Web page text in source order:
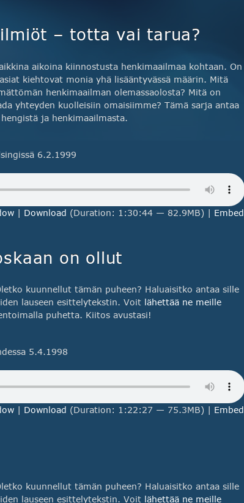
– totta vai tarua?
aikoina kiinnostusta henkimaailmaa kohtaan. On
kiehtovat monia yhä lisääntyvässä määrin. Mitä
henkimaailman olemassaolosta? Mitä on
yhteyden kuolleisiin omaisiimme? Tämä sarja antaa
ja henkimaailmasta.
6.2.1999
| Download (Duration: 1:30:44 — 82.9MB) | Embed
on ollut
kuunnellut tämän puheen? Haluaisitko antaa sille
lauseen esittelytekstin. Voit lähettää ne meille
puhetta. Kiitos avustasi!
5.4.1998
| Download (Duration: 1:22:27 — 75.3MB) | Embed
kuunnellut tämän puheen? Haluaisitko antaa sille
lauseen esittelytekstin. Voit lähettää ne meille